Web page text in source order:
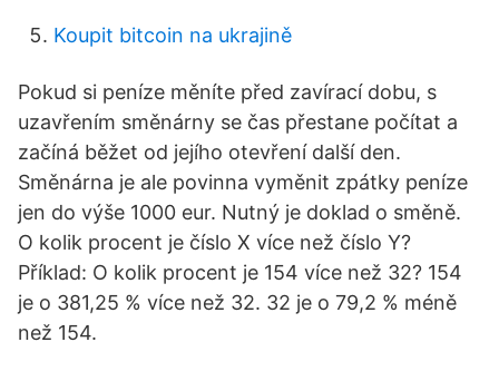
Koupit bitcoin na ukrajině
Pokud si peníze měníte před zavírací dobu, s
uzavřením směnárny se čas přestane počítat a
začíná běžet od jejího otevření další den.
Směnárna je ale povinna vyměnit zpátky peníze
jen do výše 1000 eur. Nutný je doklad o směně.
O kolik procent je číslo X více než číslo Y?
Příklad: O kolik procent je 154 více než 32? 154
je o 381,25 % více než 32. 32 je o 79,2 % méně
než 154.